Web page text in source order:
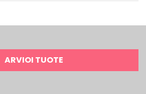
ARVIOI TUOTE